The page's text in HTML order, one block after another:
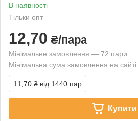
В наявності
Тільки опт
12,70 ₴/пара
Мінімальне замовлення — 72 пари
Мінімальна сума замовлення на
11,70 ₴ від 1440 пар
Купити